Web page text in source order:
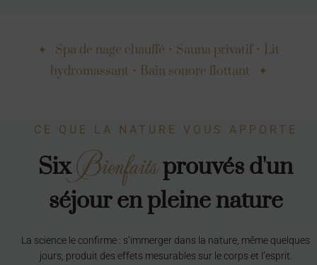
✦ Spa de nage chauffé • Sauna privatif • Lit
hydromassant • Bain sonore flottant ✦
CE QUE LA NATURE VOUS APPORTE
SixBienfaitsprouvés d'un
séjour en pleine nature
La science le confirme : s’immerger dans la nature, même quelques
jours, produit des effets mesurables sur le corps et l’esprit.